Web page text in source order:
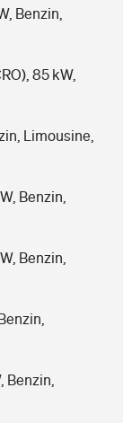
Benzin,
85 kW,
Limousine,
Benzin,
Benzin,
Benzin,